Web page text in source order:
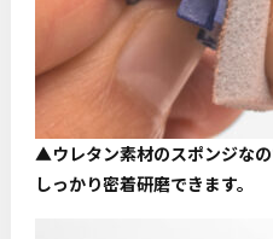
▲ウレタン素材のスポンジな
しっかり密着研磨できます。